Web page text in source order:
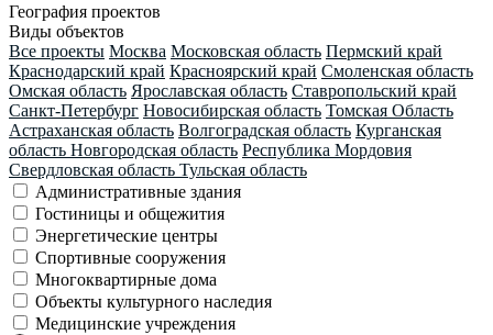
География проектов
Виды объектов
Все проекты Москва Московская область Пермский край
Краснодарский край Красноярский край Смоленская область
Омская область Ярославская область Ставропольский край
Санкт-Петербург Новосибирская область Томская Область
Астраханская область Волгоградская область Курганская
область Новгородская область Республика Мордовия
Свердловская область Тульская область
Административные здания
Гостиницы и общежития
Энергетические центры
Спортивные сооружения
Многоквартирные дома
Объекты культурного наследия
Медицинские учреждения